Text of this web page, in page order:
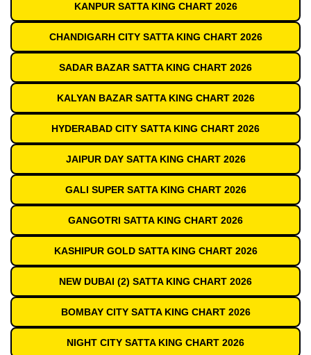
KANPUR SATTA KING CHART 2026
CHANDIGARH CITY SATTA KING CHART 2026
SADAR BAZAR SATTA KING CHART 2026
KALYAN BAZAR SATTA KING CHART 2026
HYDERABAD CITY SATTA KING CHART 2026
JAIPUR DAY SATTA KING CHART 2026
GALI SUPER SATTA KING CHART 2026
GANGOTRI SATTA KING CHART 2026
KASHIPUR GOLD SATTA KING CHART 2026
NEW DUBAI (2) SATTA KING CHART 2026
BOMBAY CITY SATTA KING CHART 2026
NIGHT CITY SATTA KING CHART 2026